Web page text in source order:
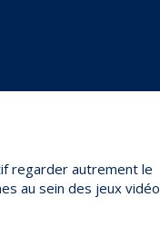
regarder autrement le
au sein des jeux vidéo